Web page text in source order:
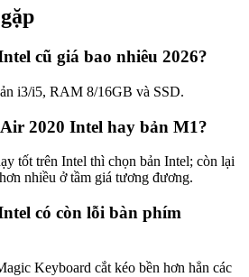
cũ giá bao nhiêu 2026?
i3/i5, RAM 8/16GB và SSD.
2020 Intel hay bản M1?
tốt trên Intel thì chọn bản Intel; còn lại
nhiều ở tầm giá tương đương.
có còn lỗi bàn phím
Keyboard cắt kéo bền hơn hẳn các